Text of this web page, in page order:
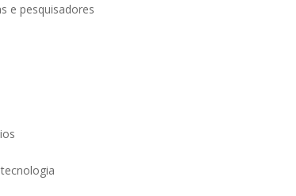
e pesquisadores